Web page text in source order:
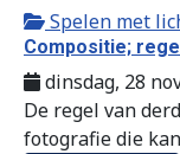
Spelen met
Compositie;
dinsdag, 28
De regel van
fotografie die